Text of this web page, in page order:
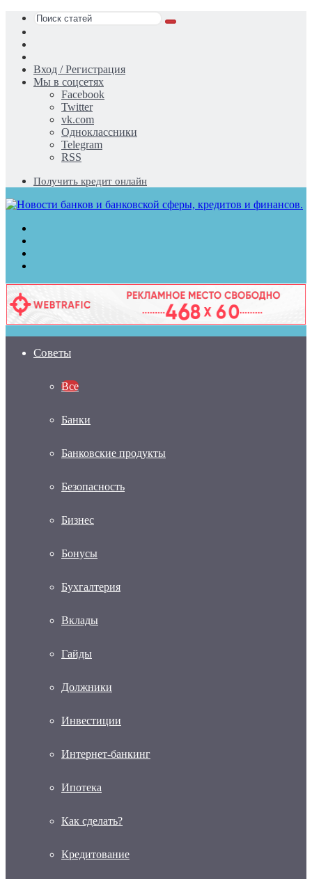
Поиск
статья
Вход / Регистрация
Мы в соцсетях
Facebook
Twitter
vk.com
Одноклассники
Telegram
RSS
Получить кредит онлайн
Советы
Все
Банки
Банковские продукты
Безопасность
Бизнес
Бонусы
Бухгалтерия
Вклады
Гайды
Должники
Инвестиции
Интернет-банкинг
Ипотека
Как сделать?
Кредитование